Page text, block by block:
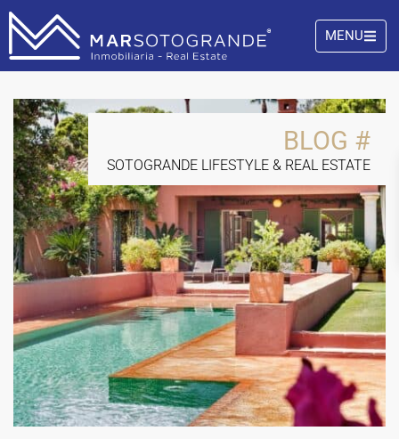
MENU
BLOG #
SOTOGRANDE LIFESTYLE & REAL ESTATE